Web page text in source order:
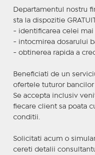
Departamentul nostru
sta la dispozitie
- identificarea celei
- intocmirea dosarului
- obtinerea rapida a
Beneficiati de un
ofertele tuturor bancilor
Se accepta inclusiv
fiecare client sa poata
conditii.
Solicitati acum o
cereti detalii